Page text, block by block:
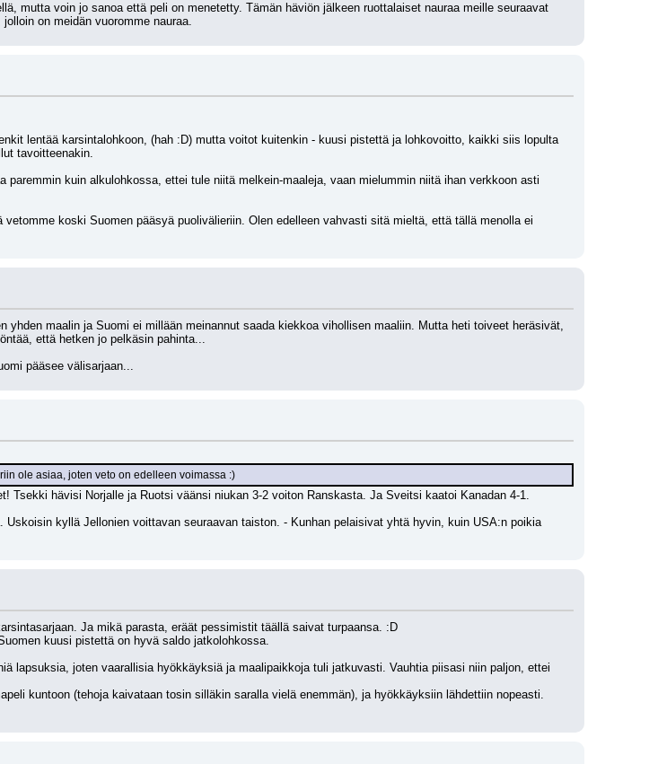
mutta voin jo sanoa että peli on menetetty. Tämän häviön jälkeen ruottalaiset nauraa meille seuraavat
on meidän vuoromme nauraa.
lentää karsintalohkoon, (hah :D) mutta voitot kuitenkin - kuusi pistettä ja lohkovoitto, kaikki siis lopulta
tavoitteenakin.
kuin alkulohkossa, ettei tule niitä melkein-maaleja, vaan mielummin niitä ihan verkkoon asti
koski Suomen pääsyä puolivälieriin. Olen edelleen vahvasti sitä mieltä, että tällä menolla ei
maalin ja Suomi ei millään meinannut saada kiekkoa vihollisen maaliin. Mutta heti toiveet heräsivät,
että hetken jo pelkäsin pahinta...
pääsee välisarjaan...
ole asiaa, joten veto on edelleen voimassa :)
Tsekki hävisi Norjalle ja Ruotsi väänsi niukan 3-2 voiton Ranskasta. Ja Sveitsi kaatoi Kanadan 4-1.
kyllä Jellonien voittavan seuraavan taiston. - Kunhan pelaisivat yhtä hyvin, kuin USA:n poikia
Ja mikä parasta, eräät pessimistit täällä saivat turpaansa. :D
kuusi pistettä on hyvä saldo jatkolohkossa.
lapsuksia, joten vaarallisia hyökkäyksiä ja maalipaikkoja tuli jatkuvasti. Vauhtia piisasi niin paljon, ettei
kuntoon (tehoja kaivataan tosin silläkin saralla vielä enemmän), ja hyökkäyksiin lähdettiin nopeasti.